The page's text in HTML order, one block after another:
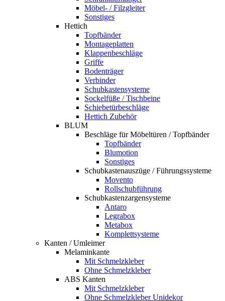
Möbel- / Filzgleiter
Sonstiges
Hettich
Topfbänder
Montageplatten
Klappenbeschläge
Griffe
Bodenträger
Verbinder
Schubkastensysteme
Sockelfüße / Tischbeine
Schiebetürbeschläge
Hettich Zubehör
BLUM
Beschläge für Möbeltüren / Topfbänder
Topfbänder
Blumotion
Sonstiges
Schubkastenauszüge / Führungssysteme
Movento
Rollschubführung
Schubkastenzargensysteme
Antaro
Legrabox
Metabox
Komplettsysteme
Kanten / Umleimer
Melaminkante
Mit Schmelzkleber
Ohne Schmelzkleber
ABS Kanten
Mit Schmelzkleber
Ohne Schmelzkleber Unidekor